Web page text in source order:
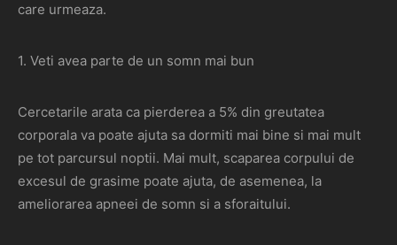
care urmeaza.
1. Veti avea parte de un somn mai bun
Cercetarile arata ca pierderea a 5% din greutatea
corporala va poate ajuta sa dormiti mai bine si mai mult
pe tot parcursul noptii. Mai mult, scaparea corpului de
excesul de grasime poate ajuta, de asemenea, la
ameliorarea apneei de somn si a sforaitului.